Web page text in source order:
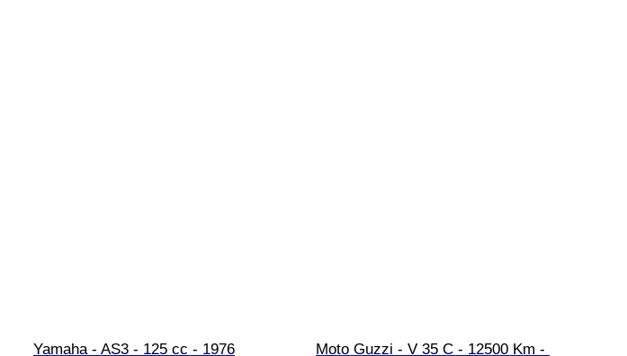
Yamaha - AS3 - 125 cc - 1976 Moto Guzzi - V 35 C - 12500 Km -